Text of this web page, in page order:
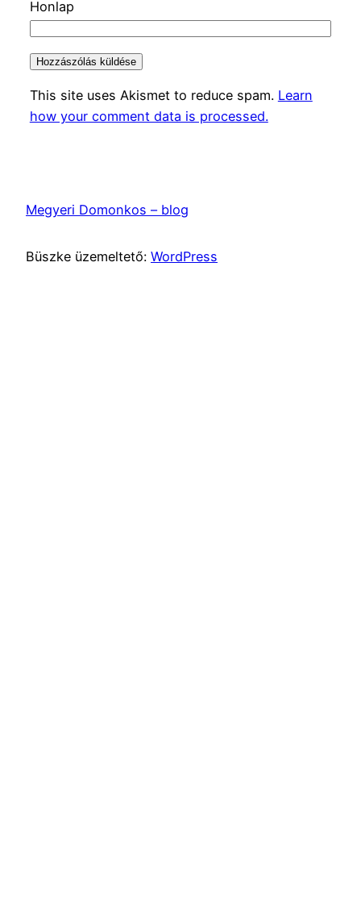
Honlap
This site uses Akismet to reduce spam. Learn
how your comment data is processed.
Megyeri Domonkos – blog
Büszke üzemeltető: WordPress